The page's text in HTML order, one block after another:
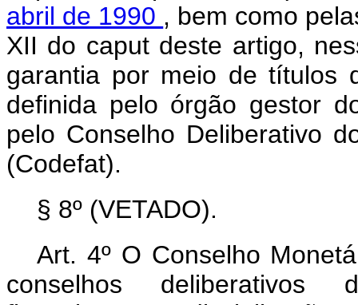
abril de 1990 , bem como
XII do caput deste artigo,
garantia por meio de títulos
definida pelo órgão gestor
pelo Conselho Deliberativo
(Codefat).
§ 8º (VETADO).
Art. 4º O Conselho
conselhos deliberativos